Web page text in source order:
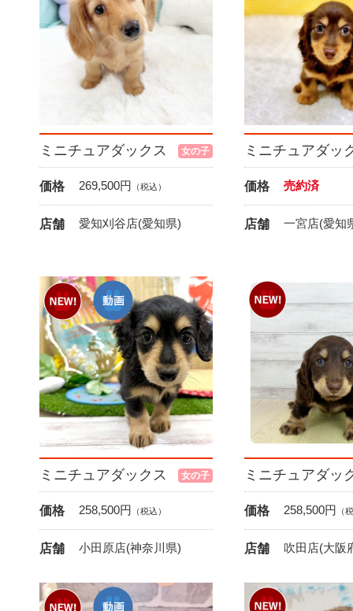
ミニチュアダックス 女の子
価格 269,500円 （税込）
店舗 愛知刈谷店(愛知県)
ミニチュアダッ
価格 売約済
店舗 一宮店(愛知
ミニチュアダックス 女の子
価格 258,500円 （税込）
店舗 小田原店(神奈川県)
ミニチュアダッ
価格 258,500円 （
店舗 吹田店(大阪